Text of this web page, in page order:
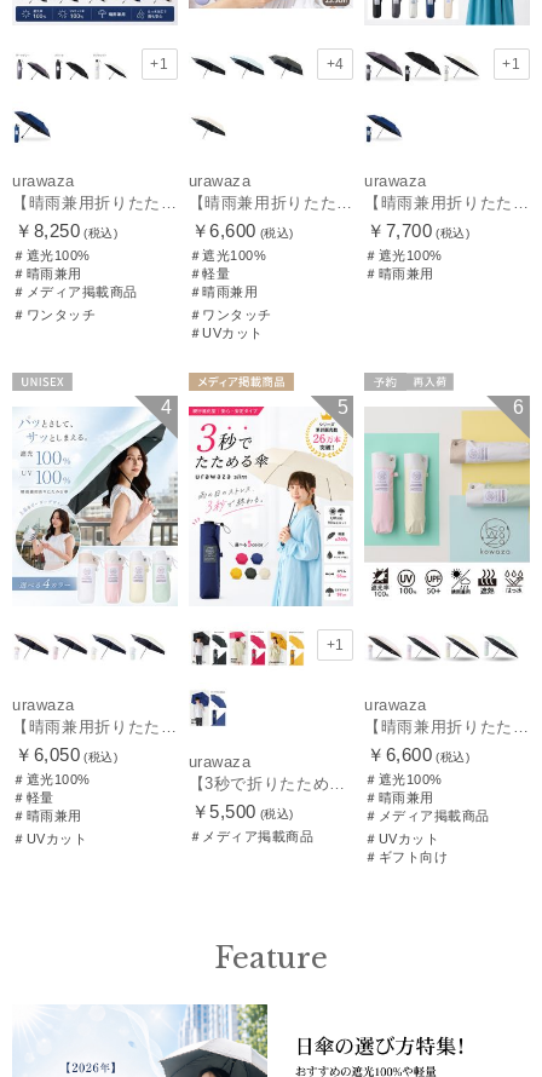
+1
urawaza
￥8,250 (税込)
＃遮光100%
＃晴雨兼用
＃メディア掲載商品
＃ワンタッチ
+4
urawaza
￥6,600 (税込)
＃遮光100%
＃軽量
＃晴雨兼用
＃ワンタッチ
＃UVカット
+1
urawaza
￥7,700 (税込)
＃遮光100%
＃晴雨兼用
4
urawaza
【晴雨兼用折りたたみ日傘】パッとさして、サッとしまえる傘コワザ(kowaza) ボーダー 50 遮光100% UV100%
￥6,050 (税込)
＃遮光100%
＃軽量
＃晴雨兼用
＃UVカット
品
UNISEX 5
+1
urawaza
￥5,500 (税込)
＃メディア掲載商品
品
ギフト向けUNISEX
6
urawaza
【晴雨兼用折りたたみ日傘】パッとさして、サッとしまえる傘コワザ(kowaza) ライトボーダー 50 遮光100% UV100%
￥6,600 (税込)
＃遮光100%
＃晴雨兼用
＃メディア掲載商品
＃UVカット
＃ギフト向け
Feature